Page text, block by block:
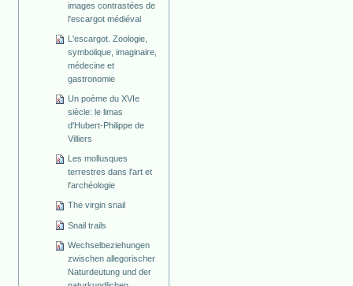
images contrastées de
l'escargot médiéval
L'escargot. Zoologie,
symbolique, imaginaire,
médecine et
gastronomie
Un poème du XVIe
siècle: le limas
d'Hubert-Philippe de
Villiers
Les mollusques
terrestres dans l'art et
l'archéologie
The virgin snail
Snail trails
Wechselbeziehungen
zwischen allegorischer
Naturdeutung und der